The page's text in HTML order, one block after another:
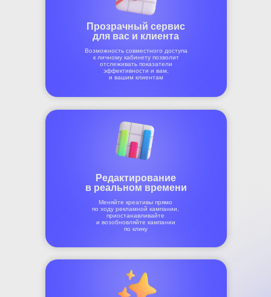
Прозрачный сервис
для вас и клиента
Возможность совместного доступа
к личному кабинету позволит
отслеживать показатели
эффективности и вам,
и вашим клиентам
Редактирование
в реальном времени
Меняйте креативы прямо
по ходу рекламной кампании,
приостанавливайте
и возобновляйте кампании
по клику